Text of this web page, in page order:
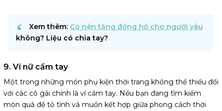
Xem thêm: Có nên tặng đồng hồ cho người yêu
không? Liệu có chia tay?
9. Ví nữ cầm tay
Một trong những món phụ kiện thời trang không thể thiếu đối
với các cô gái chính là ví cầm tay. Nếu bạn đang tìm kiếm
món quà để tỏ tình và muốn kết hợp giữa phong cách thời